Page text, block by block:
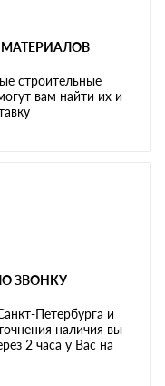
строительные
вам найти их и
ЗВОНКУ
Петербурга и
наличия вы
2 часа у Вас на